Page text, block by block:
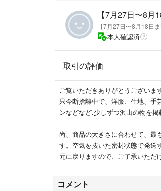
【7月27日〜8月18日
本人確認済
取引の評価
ご覧いただきありがとうございます
只今断捨離中で、洋服、生地、手
ンなどなど.少しずつ沢山の物を掲
尚、商品の大きさに合わせて、最
す。空気を抜いた密封状態で発送
元に戻りますので、ご了承いただ
コメント